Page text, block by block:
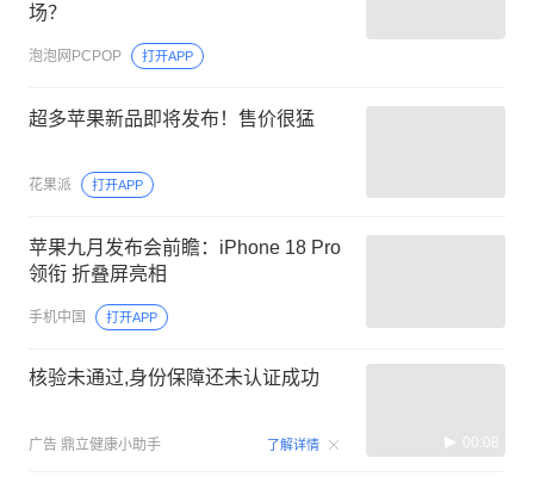
场？
泡泡网PCPOP 打开APP
超多苹果新品即将发布！售价很猛
花果派 打开APP
苹果九月发布会前瞻：iPhone 18 Pro
领衔 折叠屏亮相
手机中国 打开APP
核验未通过,身份保障还未认证成功
广告 鼎立健康小助手 了解详情 00:08